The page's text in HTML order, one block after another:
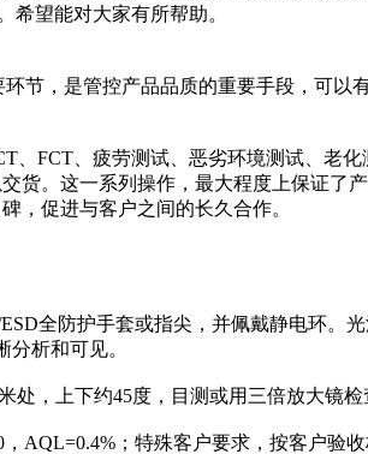
希望能对大家有所帮助。
节，是管控产品品质的重要手段，可以
、FCT、疲劳测试、恶劣环境测试、老
货。这一系列操作，最大程度上保证了
，促进与客户之间的长久合作。
全防护手套或指尖，并佩戴静电环。
分析和可见。
处，上下约45度，目测或用三倍放大镜检
AQL=0.4%；特殊客户要求，按客户验收